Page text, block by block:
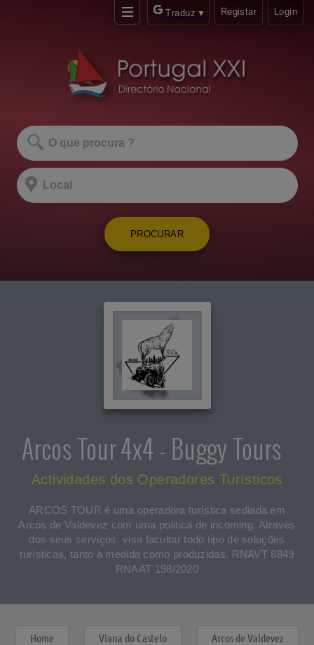
Traduz ▼ Registar Login
PROCURAR
Arcos Tour 4x4 - Buggy Tours
Actividades dos Operadores Turísticos
ARCOS TOUR é uma operadora turística sediada em
Arcos de Valdevez com uma politica de incoming. Através
dos seus serviços, visa facultar todo tipo de soluções
turísticas, tanto à medida como produzidas. RNAVT 8849
RNAAT 198/2020
Home Viana do Castelo Arcos de Valdevez